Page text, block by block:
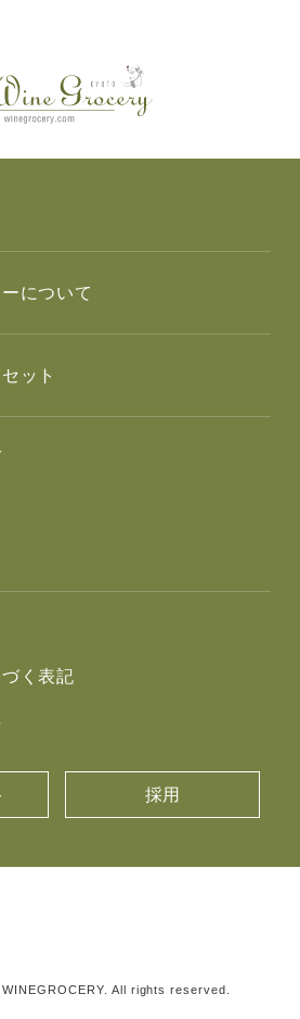
について
ット
く表記
採用
All rights reserved.